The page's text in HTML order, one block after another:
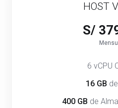
HOST
S/
6 vCPU
16 GB
400 GB de